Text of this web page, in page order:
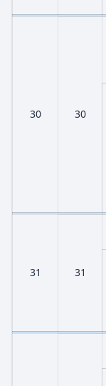
30 30
31 31